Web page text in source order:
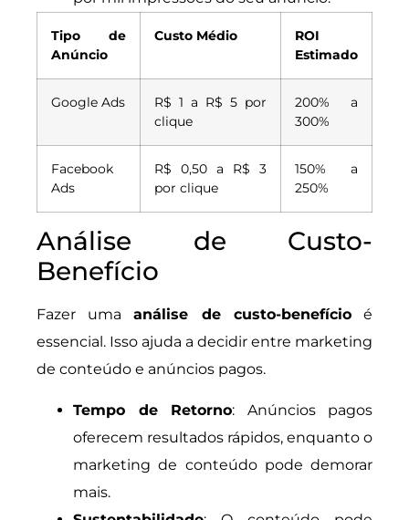
Tipo de
Anúncio
Custo Médio
ROI
Estimado
Google Ads
R$ 1 a R$ 5 por
clique
200% a
300%
Facebook
Ads
R$ 0,50 a R$ 3
por clique
150% a
250%
Análise de Custo-
Benefício
Fazer umaanálise de custo-benefícioé
essencial. Isso ajuda a decidir entre marketing
de conteúdo e anúncios pagos.
Tempo de Retorno: Anúncios pagos
oferecem resultados rápidos, enquanto o
marketing de conteúdo pode demorar
mais.